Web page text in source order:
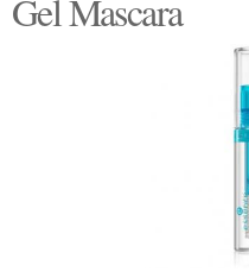
Gel Mascara